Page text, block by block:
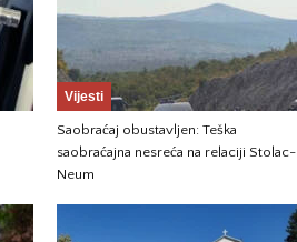
Vijesti
Saobraćaj obustavljen: Teška
saobraćajna nesreća na relaciji Stolac-
Neum